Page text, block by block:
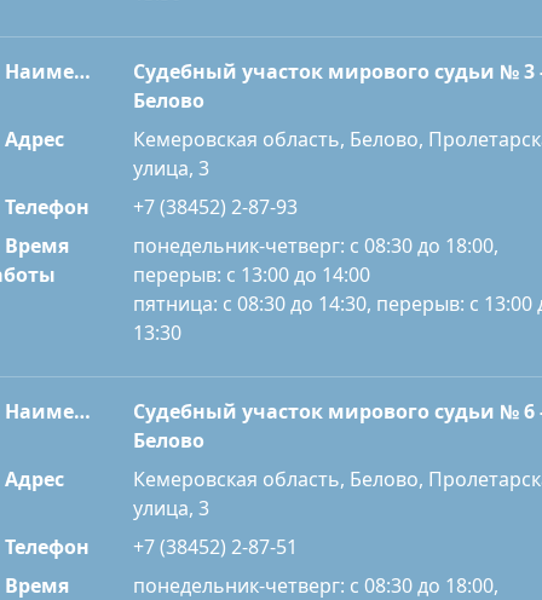
Наименование
Судебный участок мирового судьи № 3
Белово
Адрес
Кемеровская область, Белово,
улица, 3
Телефон
+7 (38452) 2-87-93
Время
понедельник-четверг: с 08:30 до 18:00,
перерыв: с 13:00 до 14:00
пятница: с 08:30 до 14:30, перерыв: с 13:00
13:30
Наименование
Судебный участок мирового судьи № 6
Белово
Адрес
Кемеровская область, Белово,
улица, 3
Телефон
+7 (38452) 2-87-51
Время
понедельник-четверг: с 08:30 до 18:00,